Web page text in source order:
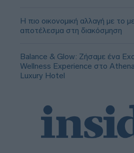
Η πιο οικονομική αλλαγή με το
αποτέλεσμα στη διακόσμηση
Balance & Glow: Ζήσαμε ένα
Wellness Experience στο
Luxury Hotel